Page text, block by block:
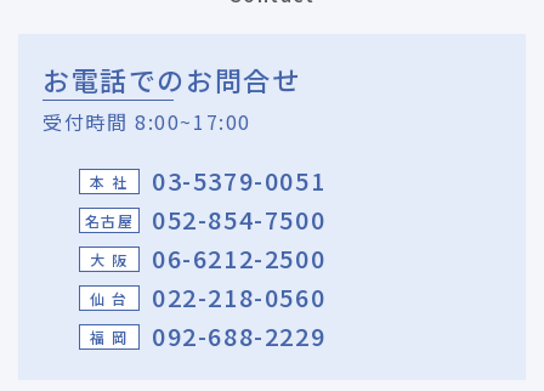
お電話でのお問合せ
受付時間 8:00~17:00
本 社 03-5379-0051
名古屋 052-854-7500
大 阪 06-6212-2500
仙 台 022-218-0560
福 岡 092-688-2229